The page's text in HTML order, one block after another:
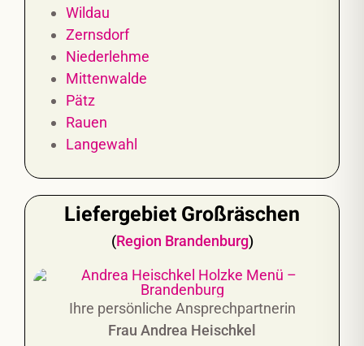
Wildau
Zernsdorf
Niederlehme
Mittenwalde
Pätz
Rauen
Langewahl
Liefergebiet Großräschen
(Region Brandenburg)
Ihre persönliche Ansprechpartnerin
Frau Andrea Heischkel